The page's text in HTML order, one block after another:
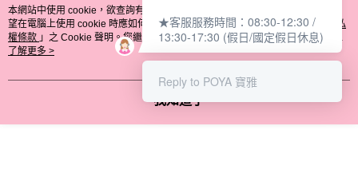
熱門標籤
本網站中使用 cookie，欲查詢有關本網站使用 cookie 方式之詳情，及若您不希
望在電腦上使用 cookie 時應如何變更電腦的 cookie 設定，請參閱本網站「
隱私
權條款 」之 Cookie 聲明。您繼續使用本網站即表示您同意本公司得按本網站使
用條款之 Cookie 聲明使用 cookie。
了解更多 >
我知道了
★客服服務時間：08:30-12:30 /
13:30-17:30 (假日/國定假日休息)
Reply to POYA 寶雅